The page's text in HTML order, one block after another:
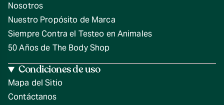
Nosotros
Nuestro Propósito de Marca
Siempre Contra el Testeo en Animales
50 Años de The Body Shop
Condiciones de uso
Mapa del Sitio
Contáctanos